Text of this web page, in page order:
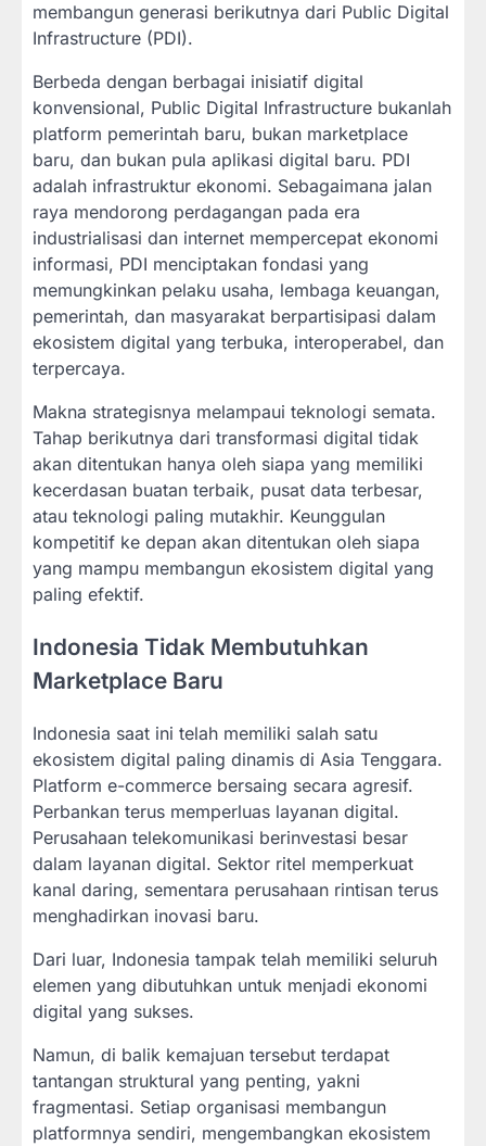
membangun generasi berikutnya dari Public Digital
Infrastructure (PDI).
Berbeda dengan berbagai inisiatif digital
konvensional, Public Digital Infrastructure bukanlah
platform pemerintah baru, bukan marketplace
baru, dan bukan pula aplikasi digital baru. PDI
adalah infrastruktur ekonomi. Sebagaimana jalan
raya mendorong perdagangan pada era
industrialisasi dan internet mempercepat ekonomi
informasi, PDI menciptakan fondasi yang
memungkinkan pelaku usaha, lembaga keuangan,
pemerintah, dan masyarakat berpartisipasi dalam
ekosistem digital yang terbuka, interoperabel, dan
terpercaya.
Makna strategisnya melampaui teknologi semata.
Tahap berikutnya dari transformasi digital tidak
akan ditentukan hanya oleh siapa yang memiliki
kecerdasan buatan terbaik, pusat data terbesar,
atau teknologi paling mutakhir. Keunggulan
kompetitif ke depan akan ditentukan oleh siapa
yang mampu membangun ekosistem digital yang
paling efektif.
Indonesia Tidak Membutuhkan
Marketplace Baru
Indonesia saat ini telah memiliki salah satu
ekosistem digital paling dinamis di Asia Tenggara.
Platform e-commerce bersaing secara agresif.
Perbankan terus memperluas layanan digital.
Perusahaan telekomunikasi berinvestasi besar
dalam layanan digital. Sektor ritel memperkuat
kanal daring, sementara perusahaan rintisan terus
menghadirkan inovasi baru.
Dari luar, Indonesia tampak telah memiliki seluruh
elemen yang dibutuhkan untuk menjadi ekonomi
digital yang sukses.
Namun, di balik kemajuan tersebut terdapat
tantangan struktural yang penting, yakni
fragmentasi. Setiap organisasi membangun
platformnya sendiri, mengembangkan ekosistem